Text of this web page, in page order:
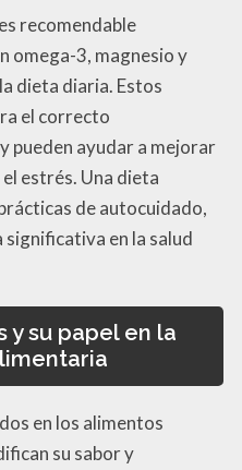
recomendable
omega-3, magnesio y
dieta diaria. Estos
el correcto
pueden ayudar a mejorar
estrés. Una dieta
de autocuidado,
en la salud
y su papel en la
en los alimentos
su sabor y